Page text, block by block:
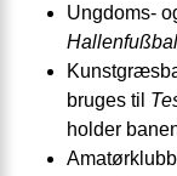
Ungdoms-
bruges til
holder